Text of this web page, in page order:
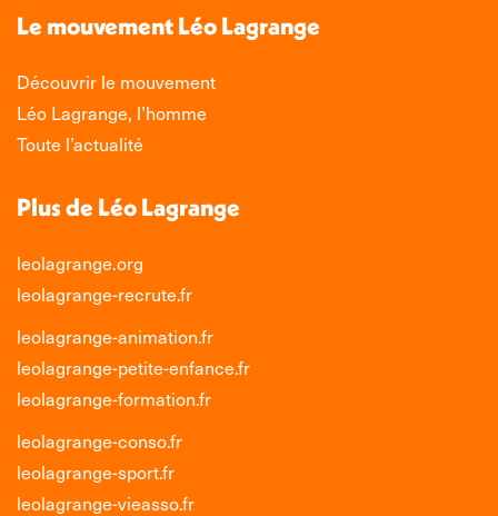
fenêtrefenêtrefenêtre
nouvelle
fenêtre
Le mouvement Léo Lagrange
Découvrir le mouvement
Léo Lagrange, l’homme
Toute l’actualité
Plus de Léo Lagrange
leolagrange.org
leolagrange-recrute.fr
leolagrange-animation.fr
leolagrange-petite-enfance.fr
leolagrange-formation.fr
leolagrange-conso.fr
leolagrange-sport.fr
leolagrange-vieasso.fr